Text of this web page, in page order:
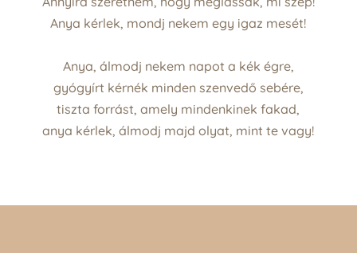
Anya kérlek, mondj nekem egy igaz mesét!
Anya, álmodj nekem napot a kék égre,
gyógyírt kérnék minden szenvedő sebére,
tiszta forrást, amely mindenkinek fakad,
anya kérlek, álmodj majd olyat, mint te vagy!